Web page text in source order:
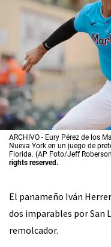
ARCHIVO - Eury Pérez de los
Nueva York en un juego de
Florida. (AP Foto/Jeff
rights reserved.
El panameño Iván
dos imparables por San
remolcador.